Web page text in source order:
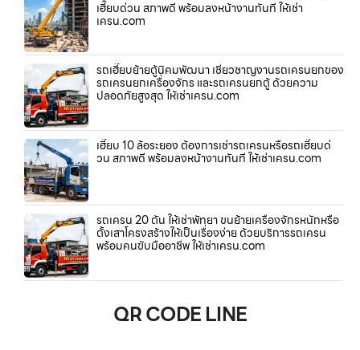
เฮี๊ยบด่วน สภาพดี พร้อมลงหน้างานทันที ให้เช่า
เครน.com
รถเฮี๊ยบย้ายตู้นิคมพัฒนา เชี่ยวชาญงานรถเครนยกของ
รถเครนยกเครื่องจักร และรถเครนยกตู้ ด้วยความ
ปลอดภัยสูงสุด ให้เช่าเครน.com
เฮี๊ยบ 10 ล้อระยอง ต้องการเช่ารถเครนหรือรถเฮี๊ยบด่
วน สภาพดี พร้อมลงหน้างานทันที ให้เช่าเครน.com
รถเครน 20 ตัน ให้เช่าพัทยา ขนย้ายเครื่องจักรหนักหรือ
ตั้งเสาโครงสร้างให้เป็นเรื่องง่าย ด้วยบริการรถเครน
พร้อมคนขับมืออาชีพ ให้เช่าเครน.com
QR CODE LINE